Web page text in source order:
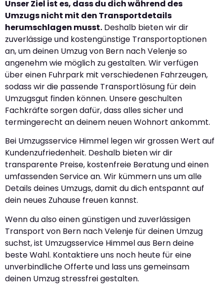
Unser Ziel ist es, dass du dich während des
Umzugs nicht mit den Transportdetails
herumschlagen musst. Deshalb bieten wir dir
zuverlässige und kostengünstige Transportoptionen
an, um deinen Umzug von Bern nach Velenje so
angenehm wie möglich zu gestalten. Wir verfügen
über einen Fuhrpark mit verschiedenen Fahrzeugen,
sodass wir die passende Transportlösung für dein
Umzugsgut finden können. Unsere geschulten
Fachkräfte sorgen dafür, dass alles sicher und
termingerecht an deinem neuen Wohnort ankommt.
Bei Umzugsservice Himmel legen wir grossen Wert auf
Kundenzufriedenheit. Deshalb bieten wir dir
transparente Preise, kostenfreie Beratung und einen
umfassenden Service an. Wir kümmern uns um alle
Details deines Umzugs, damit du dich entspannt auf
dein neues Zuhause freuen kannst.
Wenn du also einen günstigen und zuverlässigen
Transport von Bern nach Velenje für deinen Umzug
suchst, ist Umzugsservice Himmel aus Bern deine
beste Wahl. Kontaktiere uns noch heute für eine
unverbindliche Offerte und lass uns gemeinsam
deinen Umzug stressfrei gestalten.